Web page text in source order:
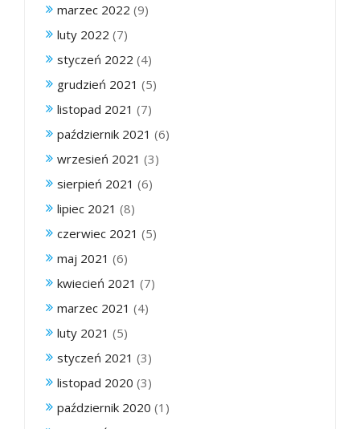
marzec 2022 (9)
luty 2022 (7)
styczeń 2022 (4)
grudzień 2021 (5)
listopad 2021 (7)
październik 2021 (6)
wrzesień 2021 (3)
sierpień 2021 (6)
lipiec 2021 (8)
czerwiec 2021 (5)
maj 2021 (6)
kwiecień 2021 (7)
marzec 2021 (4)
luty 2021 (5)
styczeń 2021 (3)
listopad 2020 (3)
październik 2020 (1)